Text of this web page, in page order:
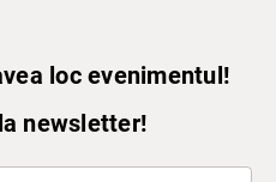
loc evenimentul!
newsletter!